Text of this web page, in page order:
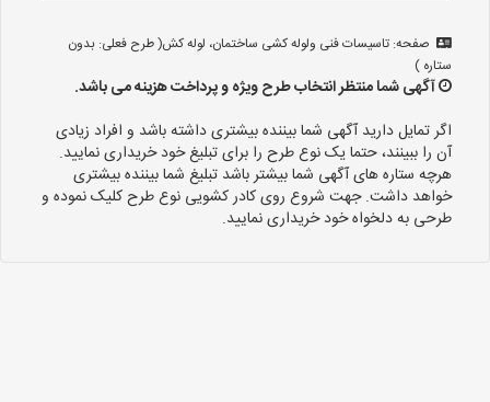
تاسیساتی های شهرها
صفحه: تاسیسات فنی ولوله کشی ساختمان، لوله کش( طرح فعلی: بدون
ستاره )
آگهی شما منتظر انتخاب طرح ویژه و پرداخت هزینه می باشد.
اگر تمایل دارید آگهی شما بیننده بیشتری داشته باشد و افراد زیادی
آن را ببینند، حتما یک نوع طرح را برای تبلیغ خود خریداری نمایید.
هرچه ستاره های آگهی شما بیشتر باشد تبلیغ شما بیننده بیشتری
خواهد داشت. جهت شروع روی کادر کشویی نوع طرح کلیک نموده و
طرحی به دلخواه خود خریداری نمایید.